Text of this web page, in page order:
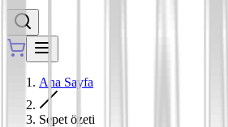
Ana Sayfa
Sepet özeti